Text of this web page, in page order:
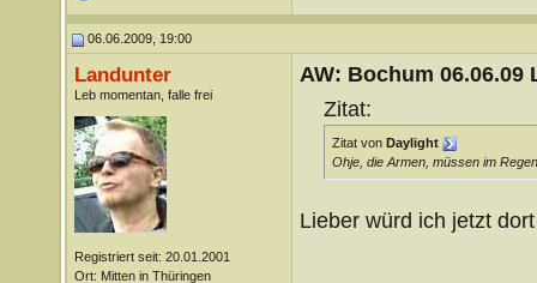
06.06.2009, 19:00
Landunter
Leb momentan, falle frei
Registriert seit: 20.01.2001
Ort: Mitten in Thüringen
AW: Bochum 06.06.09
Zitat:
Zitat von Daylight
Ohje, die Armen, müssen im
Lieber würd ich jetzt